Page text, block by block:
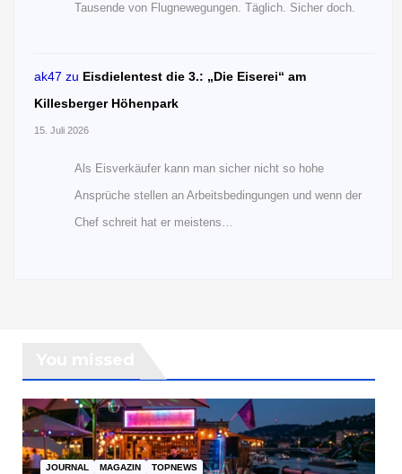
Tausende von Flugnewegungen. Täglich. Sicher doch.
ak47 zu Eisdielentest die 3.: „Die Eiserei“ am
Killesberger Höhenpark
15. Juli 2026
Als Eisverkäufer kann man sicher nicht so hohe
Ansprüche stellen an Arbeitsbedingungen und wenn der
Chef schreit hat er meistens…
JOURNAL MAGAZIN TOPNEWS